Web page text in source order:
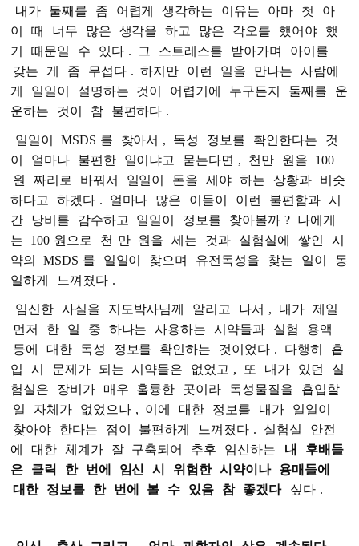
내가 둘째를 좀 어렵게 생각하는 이유는 아마 첫
아
이
때 너무 많은 생각을 하고 많은 각오를 했어야
했
기
때문일 수 있다 . 그 스트레스를 받아가며
아이를
갖는
게 좀 무섭다 . 하지만 이런 일을 만나는
사람에
게
일일이 설명하는 것이 어렵기에 누구든지 둘째를
운
운하는
것이 참 불편하다 .
일일이 MSDS 를 찾아서 , 독성 정보를 확인한다는
것
이
얼마나 불편한 일이냐고 묻는다면 , 천만 원을
100
원
짜리로 바꿔서 일일이 돈을 세야 하는 상황과
비슷
하다고
하겠다 . 얼마나 많은 이들이 이런 불편함과
시
간
낭비를 감수하고 일일이 정보를 찾아볼까 ? 나에게
는
100 원으로 천 만 원을 세는 것과 실험실에 쌓인
시
약의
MSDS 를 일일이 찾으며 유전독성을 찾는 일이
동
일하게
느껴졌다 .
임신한 사실을 지도박사님께 알리고 나서 , 내가 제일
먼저
한 일 중 하나는 사용하는 시약들과 실험
용액
등에
대한 독성 정보를 확인하는 것이었다 . 다행히
흡
입
시 문제가 되는 시약들은 없었고 , 또 내가 있던
실
험실은
장비가 매우 훌륭한 곳이라 독성물질을
흡입할
일
자체가 없었으나 , 이에 대한 정보를 내가
일일이
찾아야
한다는 점이 불편하게 느껴졌다 . 실험실
안전
에
대한 체계가 잘 구축되어 추후 임신하는 내
후배들
은
클릭 한 번에 임신 시 위험한 시약이나
용매들에
대한
정보를 한 번에 볼 수 있음 참 좋겠다 싶다 .